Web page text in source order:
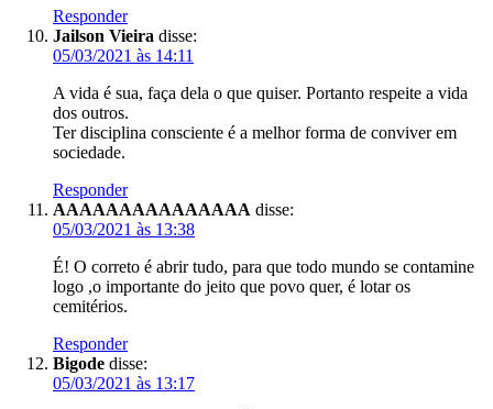
Responder
Jailson Vieira disse:
05/03/2021 às 14:11
A vida é sua, faça dela o que quiser. Portanto respeite a vida
dos outros.
Ter disciplina consciente é a melhor forma de conviver em
sociedade.
Responder
AAAAAAAAAAAAAAA disse:
05/03/2021 às 13:38
É! O correto é abrir tudo, para que todo mundo se contamine
logo ,o importante do jeito que povo quer, é lotar os
cemitérios.
Responder
Bigode disse:
05/03/2021 às 13:17